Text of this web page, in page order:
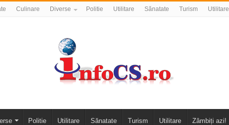
Culinare Diverse Politie Utilitare Sănatate Turism Utilitare
Politie Utilitare Sănatate Turism Utilitare Zâmbiți azi!